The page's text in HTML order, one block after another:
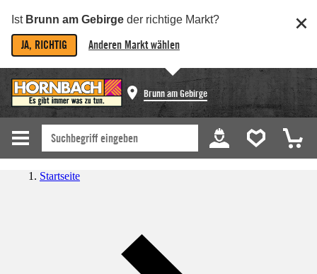
Ist Brunn am Gebirge der richtige Markt?
JA, RICHTIG Anderen Markt wählen
Brunn am Gebirge
Startseite